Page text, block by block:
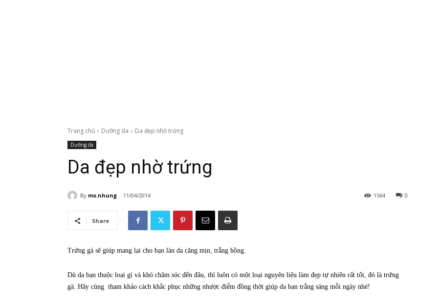
Trang chủ Dưỡng da Da đẹp nhờ trứng
Dưỡng da
Da đẹp nhờ trứng
By ms.nhung 11/04/2014 0
1564
Share
Trứng gà sẽ giúp mang lại cho bạn làn da căng mịn, trắng hồng.
Dù da bạn thuộc loại gì và khó chăm sóc đến đâu, thì luôn có một loại nguyên liệu làm đẹp tự nhiên rất tốt, đó là trứng
gà. Hãy cùng tham khảo cách khắc phục những nhược điểm đồng thời giúp da bạn trắng sáng mỗi ngày nhé!